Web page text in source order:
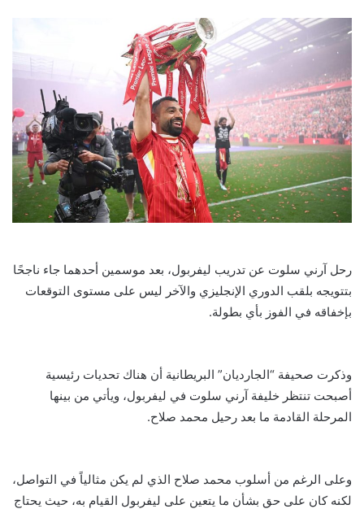
رحل آرني سلوت عن تدريب ليفربول، بعد موسمين أحدهما جاء ناجحًا
بتتويجه بلقب الدوري الإنجليزي والآخر ليس على مستوى التوقعات
بإخفاقه في الفوز بأي بطولة.
وذكرت صحيفة “الجارديان” البريطانية أن هناك تحديات رئيسية
أصبحت تنتظر خليفة آرني سلوت في ليفربول، ويأتي من بينها
المرحلة القادمة ما بعد رحيل محمد صلاح.
وعلى الرغم من أسلوب محمد صلاح الذي لم يكن مثالياً في التواصل،
لكنه كان على حق بشأن ما يتعين على ليفربول القيام به، حيث يحتاج